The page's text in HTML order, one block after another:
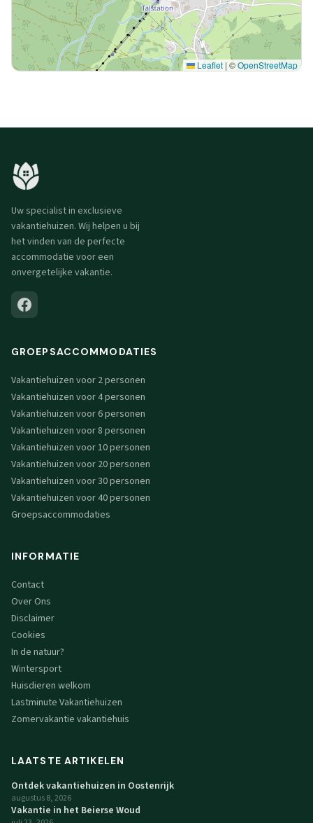
Leaflet | ©OpenStreetMap
Uw specialist in exclusieve
vakantiehuizen. Wij helpen u bij
het vinden van de perfecte
accommodatie voor een
onvergetelijke vakantie.
GROEPSACCOMMODATIES
Vakantiehuizen voor 2 personen
Vakantiehuizen voor 4 personen
Vakantiehuizen voor 6 personen
Vakantiehuizen voor 8 personen
Vakantiehuizen voor 10 personen
Vakantiehuizen voor 20 personen
Vakantiehuizen voor 30 personen
Vakantiehuizen voor 40 personen
Groepsaccommodaties
INFORMATIE
Contact
Over Ons
Disclaimer
Cookies
In de natuur?
Wintersport
Huisdieren welkom
Lastminute Vakantiehuizen
Zomervakantie vakantiehuis
LAATSTE ARTIKELEN
Ontdek vakantiehuizen in Oostenrijk
augustus 8, 2026
Vakantie in het Beierse Woud